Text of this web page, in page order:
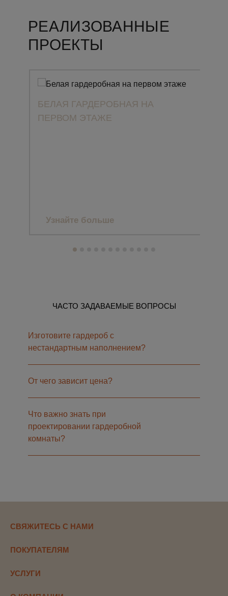
РЕАЛИЗОВАННЫЕ
ПРОЕКТЫ
БЕЛАЯ ГАРДЕРОБНАЯ НА
ПЕРВОМ ЭТАЖЕ
Узнайте больше
ЧАСТО ЗАДАВАЕМЫЕ ВОПРОСЫ
Изготовите гардероб с
нестандартным наполнением?
От чего зависит цена?
Что важно знать при
проектировании гардеробной
комнаты?
СВЯЖИТЕСЬ С НАМИ
ПОКУПАТЕЛЯМ
УСЛУГИ